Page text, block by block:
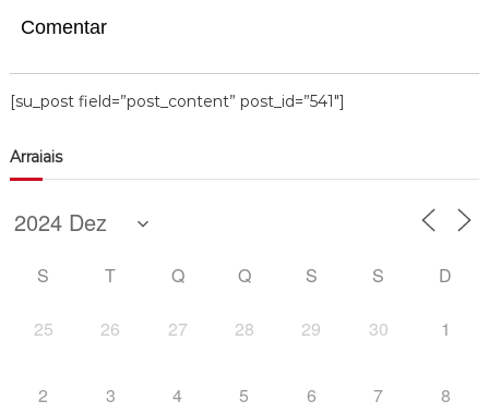
Comentar
[su_post field=”post_content” post_id=”541″]
Arraiais
S T Q Q S S D
25 26 27 28 29 30 1
2 3 4 5 6 7 8